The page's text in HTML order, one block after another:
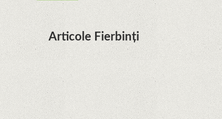
Articole Fierbinți
Dota Anime venind la Netflix în această lună de
la Legenda Korra Studio Mir
Curtea Supremă reglementează în favoarea